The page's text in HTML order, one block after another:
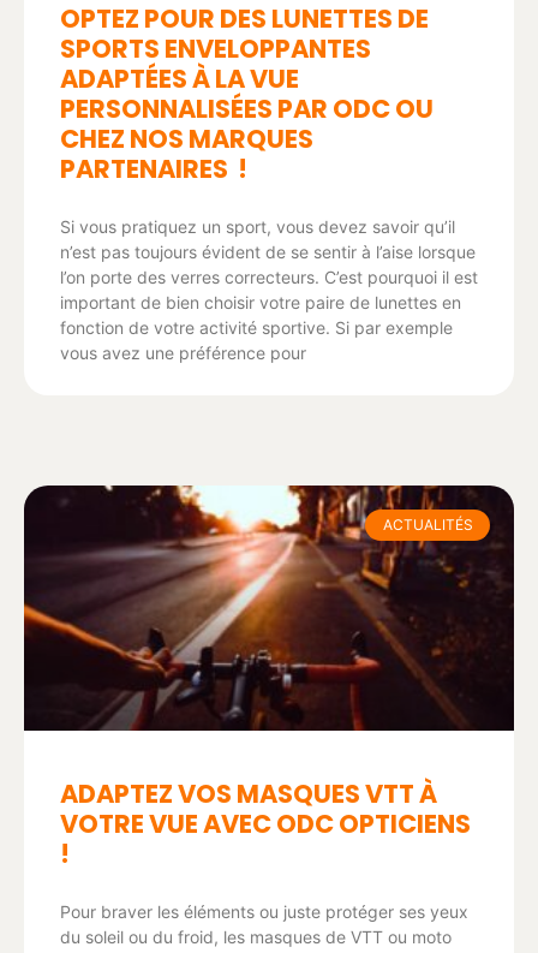
OPTEZ POUR DES LUNETTES DE
SPORTS ENVELOPPANTES
ADAPTÉES À LA VUE
PERSONNALISÉES PAR ODC OU
CHEZ NOS MARQUES
PARTENAIRES !
Si vous pratiquez un sport, vous devez savoir qu’il
n’est pas toujours évident de se sentir à l’aise lorsque
l’on porte des verres correcteurs. C’est pourquoi il est
important de bien choisir votre paire de lunettes en
fonction de votre activité sportive. Si par exemple
vous avez une préférence pour
ACTUALITÉS
ADAPTEZ VOS MASQUES VTT À
VOTRE VUE AVEC ODC OPTICIENS
!
Pour braver les éléments ou juste protéger ses yeux
du soleil ou du froid, les masques de VTT ou moto